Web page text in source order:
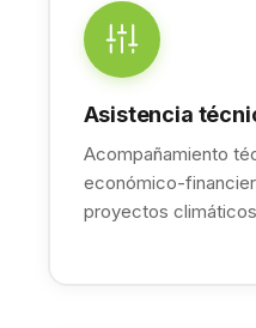
Asistencia
Acompañamiento
económico-
proyectos